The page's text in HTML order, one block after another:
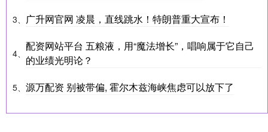
3、 广升网官网 凌晨，直线跳水！特朗普重大宣布！
4、
配资网站平台 五粮液，用“魔法增长”，唱响属于它自己
的业绩光明论？
5、 源万配资 别被带偏, 霍尔木兹海峡焦虑可以放下了